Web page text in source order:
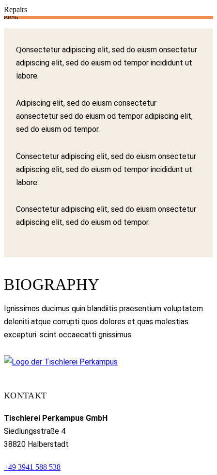
Repairs
88%
Qonsectetur adipiscing elit, sed do eiusm onsectetur
adipiscing elit, sed do eiusm od tempor incididunt ut
labore.
Adipiscing elit, sed do eiusm consectetur
aonsectetur sed do eiusm od tempor adipiscing elit,
sed do eiusm od tempor.
Consectetur adipiscing elit, sed do eiusm onsectetur
adipiscing elit, sed do eiusm od tempor incididunt ut
labore.
Consectetur adipiscing elit, sed do eiusm onsectetur
adipiscing elit, sed do eiusm od tempor.
BIOGRAPHY
Ignissimos ducimus quin blandiitis praesentium voluptatem
deleniti atque corrupti quos dolores et quas molestias
excepturi. scint occaecatti gnissimus.
KONTAKT
Tischlerei Perkampus GmbH
Siedlungsstraße 4
38820 Halberstadt
+49 3941 588 538